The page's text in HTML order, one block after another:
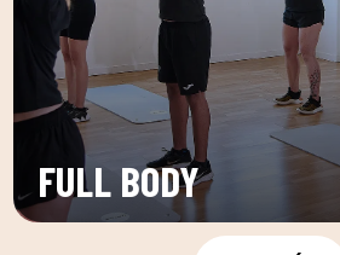
FULL BODY